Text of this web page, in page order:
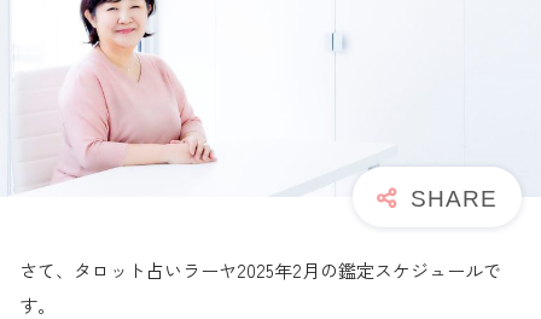
さて、タロット占いラーヤ2025年2月の鑑定スケジュールで
す。